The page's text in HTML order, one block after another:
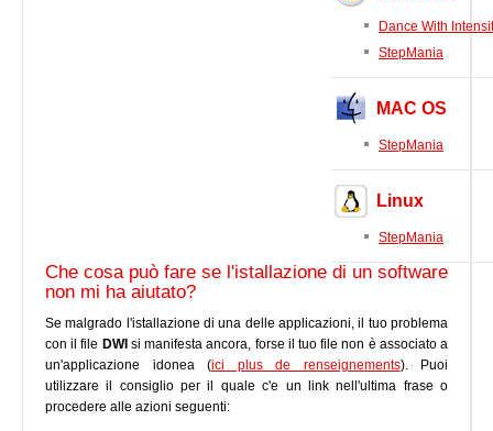
Dance With
StepMania
MAC OS
StepMania
Linux
StepMania
Che cosa può fare se l'istallazione di un software
non mi ha aiutato?
Se malgrado l'istallazione di una delle applicazioni, il tuo problema
con il file DWI si manifesta ancora, forse il tuo file non è associato a
un'applicazione idonea (ici plus de renseignements). Puoi
utilizzare il consiglio per il quale c'e un link nell'ultima frase o
procedere alle azioni seguenti: